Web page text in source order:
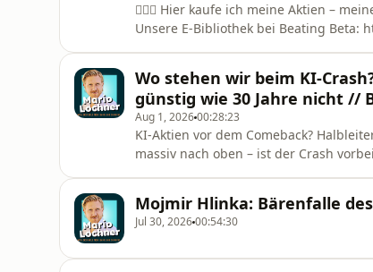
👉🏼📱 Hier kaufe ich meine Aktien –
Unsere E-Bibliothek bei Beating Beta: https://beating-
Insolvenzwahrscheinlichkeit: https://
Wo stehen wir beim KI-
günstig wie 30 Jahre nicht //
Aug 1, 202600:28:23
KI-Aktien vor dem Comeback?
massiv nach oben – ist der Crash
Anleger: Ist die KI-Blase
Mojmir Hlinka: Bärenfalle
Jul 30, 202600:54:30